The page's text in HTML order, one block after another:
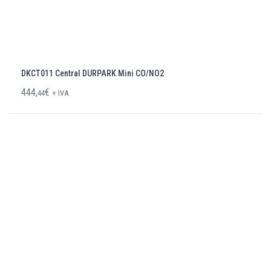
DKCT011 Central DURPARK Mini CO/NO2
444,44€ + IVA